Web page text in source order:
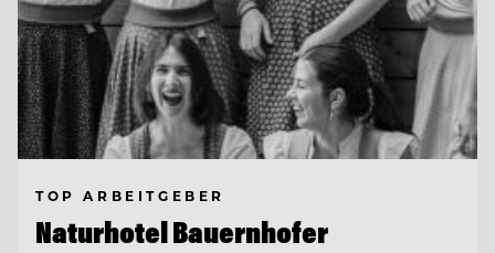
TOP ARBEITGEBER
Naturhotel Bauernhofer